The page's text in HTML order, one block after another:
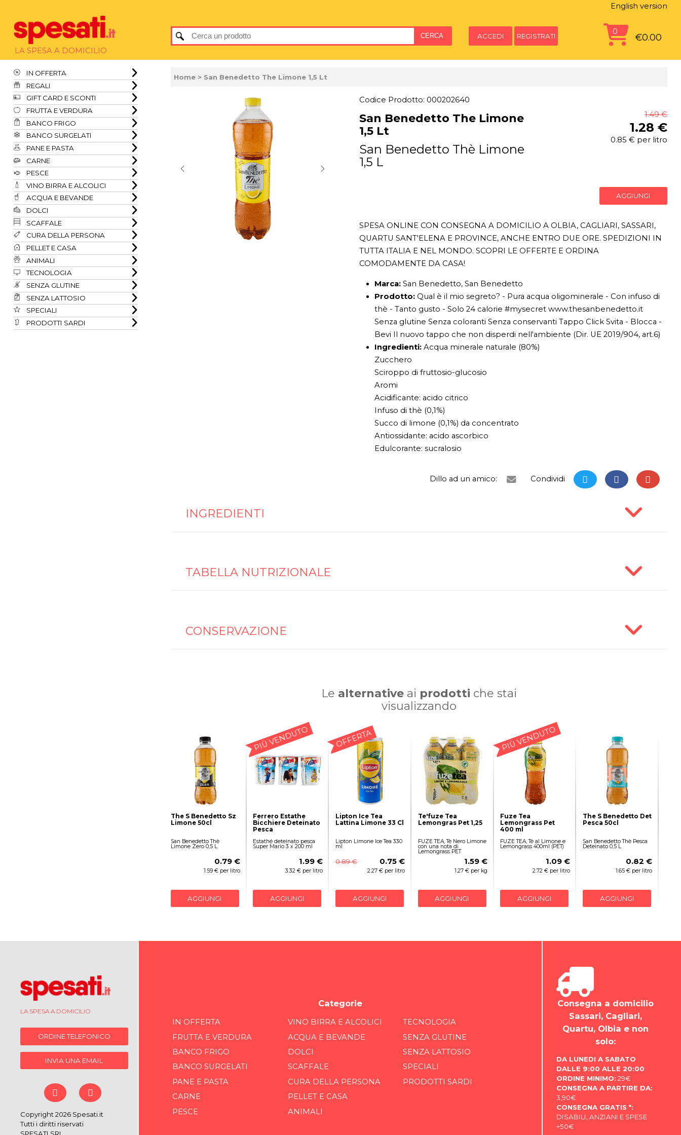
LA SPESA A DOMICILIO
English version
ACCEDI REGISTRATI
0
€0.00
IN OFFERTA
REGALI
GIFT CARD E SCONTI
FRUTTA E VERDURA
BANCO FRIGO
BANCO SURGELATI
PANE E PASTA
CARNE
PESCE
VINO BIRRA E ALCOLICI
ACQUA E BEVANDE
DOLCI
SCAFFALE
CURA DELLA PERSONA
PELLET E CASA
ANIMALI
TECNOLOGIA
SENZA GLUTINE
SENZA LATTOSIO
SPECIALI
PRODOTTI SARDI
Home > San Benedetto The Limone 1,5 Lt
Codice Prodotto: 000202640
San Benedetto The Limone
1,5 Lt
San Benedetto Thè Limone
1,5 L
1.49 €
1.28 €
0.85 € per litro
AGGIUNGI
SPESA ONLINE CON CONSEGNA A DOMICILIO A OLBIA, CAGLIARI, SASSARI,
QUARTU SANT'ELENA E PROVINCE, ANCHE ENTRO DUE ORE. SPEDIZIONI IN
TUTTA ITALIA E NEL MONDO. SCOPRI LE OFFERTE E ORDINA
COMODAMENTE DA CASA!
Marca:San Benedetto, San Benedetto
Prodotto:Qual è il mio segreto? - Pura acqua oligominerale - Con infuso di
thè - Tanto gusto - Solo 24 calorie #mysecret www.thesanbenedetto.it
Senza glutine Senza coloranti Senza conservanti Tappo Click Svita - Blocca -
Bevi Il nuovo tappo che non disperdi nell'ambiente (Dir. UE 2019/904, art.6)
Ingredienti: Acqua minerale naturale (80%)
Zucchero
Sciroppo di fruttosio-glucosio
Aromi
Acidificante: acido citrico
Infuso di thè (0,1%)
Succo di limone (0,1%) da concentrato
Antiossidante: acido ascorbico
Edulcorante: sucralosio
Dillo ad un amico: Condividi
INGREDIENTI
TABELLA NUTRIZIONALE
CONSERVAZIONE
Le alternativeai prodotti che stai
visualizzando
The S Benedetto Sz
Limone 50cl
San Benedetto Thè
Limone Zero 0,5 L
0.79 €
1.59 € per litro
AGGIUNGI
PIÙ VENDUTO
Ferrero Estathe
Bicchiere Deteinato
Pesca
Estathé deteinato pesca
Super Mario 3 x 200 ml
1.99 €
3.32 € per litro
AGGIUNGI
OFFERTA
Lipton Ice Tea
Lattina Limone 33 Cl
Lipton Limone Ice Tea 330
ml
0.89 € 0.75 €
2.27 € per litro
AGGIUNGI
Te'fuze Tea
Lemongras Pet 1,25
FUZE TEA, Tè Nero Limone
con una nota di
Lemongrass PET
1.59 €
1.27 € per kg
AGGIUNGI
PIÙ VENDUTO
Fuze Tea
Lemongrass Pet
400 ml
FUZE TEA, Tè al Limone e
Lemongrass 400ml (PET)
1.09 €
2.72 € per litro
AGGIUNGI
The S Benedetto Det
Pesca 50cl
San Benedetto Thè Pesca
Deteinato 0,5 L
0.82 €
1.65 € per litro
AGGIUNGI
LA SPESA A DOMICILIO
ORDINE TELEFONICO
INVIA UNA EMAIL
Copyright 2026 Spesati.it
Tutti i diritti riservati
Categorie
IN OFFERTA
FRUTTA E VERDURA
BANCO FRIGO
BANCO SURGELATI
PANE E PASTA
CARNE
PESCE
VINO BIRRA E ALCOLICI
ACQUA E BEVANDE
DOLCI
SCAFFALE
CURA DELLA PERSONA
PELLET E CASA
ANIMALI
TECNOLOGIA
SENZA GLUTINE
SENZA LATTOSIO
SPECIALI
PRODOTTI SARDI
Consegna a domicilio
Sassari, Cagliari,
Quartu, Olbia e non
solo:
DA LUNEDI A SABATO
DALLE 9:00 ALLE 20:00
ORDINE MINIMO: 29€
CONSEGNA A PARTIRE DA:
3,90€
CONSEGNA GRATIS *:
DISABILI, ANZIANI E SPESE
+50€